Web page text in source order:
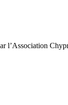
l’Association